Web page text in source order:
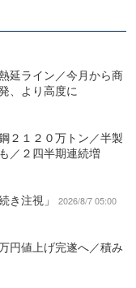
延ライン／今月から商
、より高度に
２１２０万トン／半製
／２四半期連続増
き注視」
2026/8/7 05:00
円値上げ完遂へ／積み